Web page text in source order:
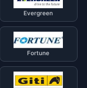
Evergreen
Fortune